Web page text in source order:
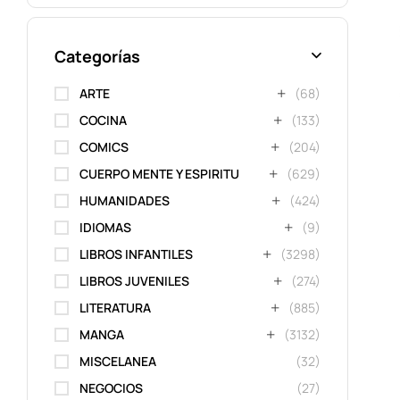
Categorías
ARTE
(68)
COCINA
(133)
COMICS
(204)
CUERPO MENTE Y ESPIRITU
(629)
HUMANIDADES
(424)
IDIOMAS
(9)
LIBROS INFANTILES
(3298)
LIBROS JUVENILES
(274)
LITERATURA
(885)
MANGA
(3132)
MISCELANEA
(32)
NEGOCIOS
(27)